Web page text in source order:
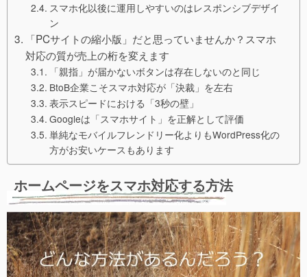
スマホ化以後に運用しやすいのはレスポンシブデザイ
ン
「PCサイトの縮小版」だと思っていませんか？スマホ
対応の質が売上の桁を変えます
「親指」が届かないボタンは存在しないのと同じ
BtoB企業こそスマホ対応が「決裁」を左右
表示スピードにおける「3秒の壁」
Googleは「スマホサイト」を正解として評価
単純なモバイルフレンドリー化よりもWordPress化の
方がお安いケースもあります
ホームページをスマホ対応する方法